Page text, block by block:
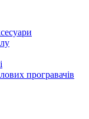
програвачів